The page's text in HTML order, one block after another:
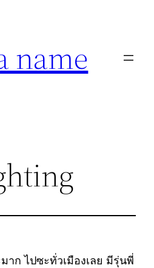
name
าก ไปซะทั่วเมืองเลย มีรุ่นพี่